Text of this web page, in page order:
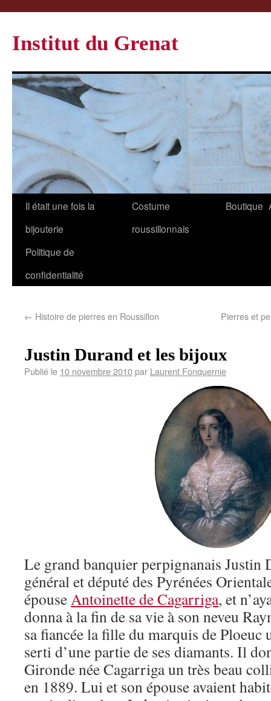
Institut du Grenat
Il était une fois la
bijouterie
Costume
roussillonnais
Boutique
Politique de
confidentialité
← Histoire de pierres en Roussillon Pierres et
Justin Durand et les bijoux
Publié le 10 novembre 2010par Laurent Fonquernie
Le grand banquier perpignanais Justin
général et député des Pyrénées
épouseAntoinette de Cagarriga, et
donna à la fin de sa vie à son neveu
sa fiancée la fille du marquis de Ploeuc
serti d’une partie de ses diamants. Il
Gironde née Cagarriga un très beau
en 1889. Lui et son épouse avaient